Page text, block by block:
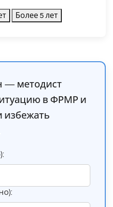
Более 5 лет
— методист
в ФРМР и
избежать